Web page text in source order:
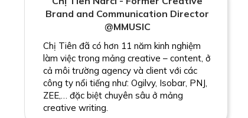
Chị Tiên đã có hơn 11 năm kinh nghiệm
làm việc trong mảng creative – content, ở
cả môi trường agency và client với các
công ty nổi tiếng như: Ogilvy, Isobar, PNJ,
ZEE,… đặc biệt chuyên sâu ở mảng
creative writing.
Brand and Communication Director
@MMUSIC